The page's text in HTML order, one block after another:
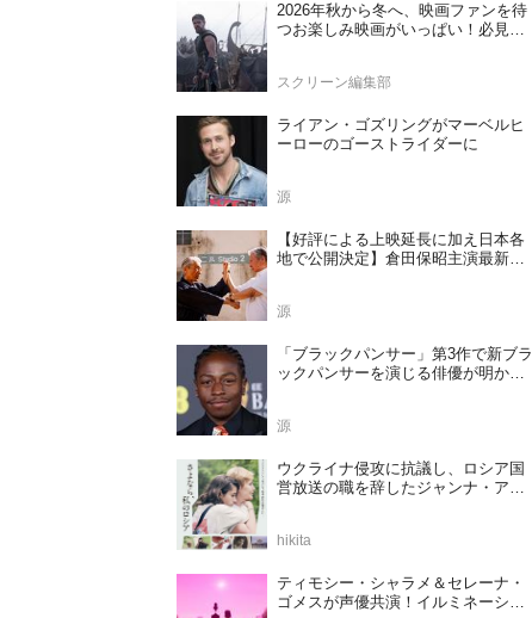
2026年秋から冬へ、映画ファンを待
つお楽しみ映画がいっぱい！必見の
スクリーン編集部
ライアン・ゴズリングがマーベルヒ
ーローのゴーストライダーに
源
【好評による上映延長に加え日本各
地で公開決定】倉田保昭主演最新作
源
「ブラックパンサー」第3作で新ブラ
ックパンサーを演じる俳優が明かさ
源
ウクライナ侵攻に抗議し、ロシア国
営放送の職を辞したジャンナ・アガ
決定
hikita
ティモシー・シャラメ＆セレーナ・
ゴメスが声優共演！イルミネーショ